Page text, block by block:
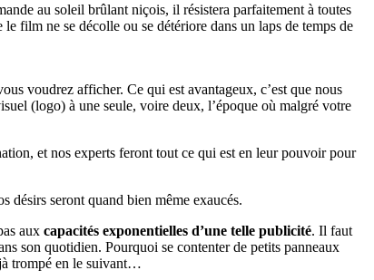
au soleil brûlant niçois, il résistera parfaitement à toutes
film ne se décolle ou se détériore dans un laps de temps de
voudrez afficher. Ce qui est avantageux, c’est que nous
(logo) à une seule, voire deux, l’époque où malgré votre
et nos experts feront tout ce qui est en leur pouvoir pour
désirs seront quand bien même exaucés.
aux capacités exponentielles d’une telle publicité. Il faut
son quotidien. Pourquoi se contenter de petits panneaux
trompé en le suivant…